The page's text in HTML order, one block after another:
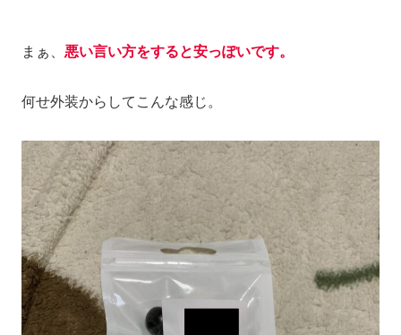
まぁ、 悪い言い方をすると安っぽいです。
何せ外装からしてこんな感じ。